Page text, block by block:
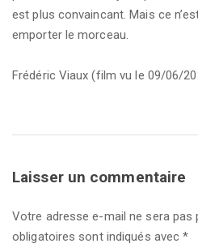
est plus convaincant. Mais ce
emporter le morceau.
Frédéric Viaux (film vu le 09/06/
Laisser un commentaire
Votre adresse e-mail ne sera pas
obligatoires sont indiqués avec*